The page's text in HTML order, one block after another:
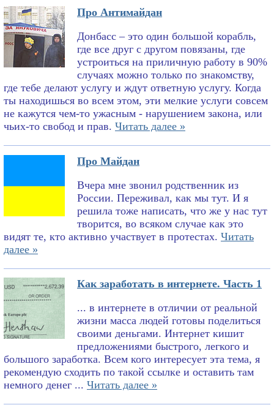
Про Антимайдан
Донбасс – это один большой корабль,
где все друг с другом повязаны, где
устроиться на приличную работу в 90%
случаях можно только по знакомству,
где тебе делают услугу и ждут ответную услугу. Когда
ты находишься во всем этом, эти мелкие услуги совсем
не кажутся чем-то ужасным - нарушением закона, или
чьих-то свобод и прав. Читать далее »
Про Майдан
Вчера мне звонил родственник из
России. Переживал, как мы тут. И я
решила тоже написать, что же у нас тут
творится, во всяком случае как это
видят те, кто активно участвует в протестах. Читать
далее »
Как заработать в интернете. Часть 1
... в интернете в отличии от реальной
жизни масса людей готовы поделиться
своими деньгами. Интернет кишит
предложениями быстрого, легкого и
большого заработка. Всем кого интересует эта тема, я
рекомендую сходить по такой ссылке и оставить там
немного денег ... Читать далее »